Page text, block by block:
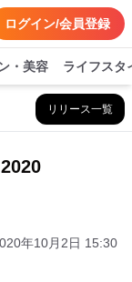
ログイン/会員登録
・美容 ライフスタ
リリース一覧
年10月2日 15:30